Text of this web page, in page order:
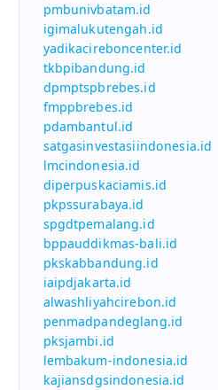
pmbunivbatam.id
igimalukutengah.id
yadikacireboncenter.id
tkbpibandung.id
dpmptspbrebes.id
fmppbrebes.id
pdambantul.id
satgasinvestasiindonesia.id
lmcindonesia.id
diperpuskaciamis.id
pkpssurabaya.id
spgdtpemalang.id
bppauddikmas-bali.id
pkskabbandung.id
iaipdjakarta.id
alwashliyahcirebon.id
penmadpandeglang.id
pksjambi.id
lembakum-indonesia.id
kajiansdgsindonesia.id